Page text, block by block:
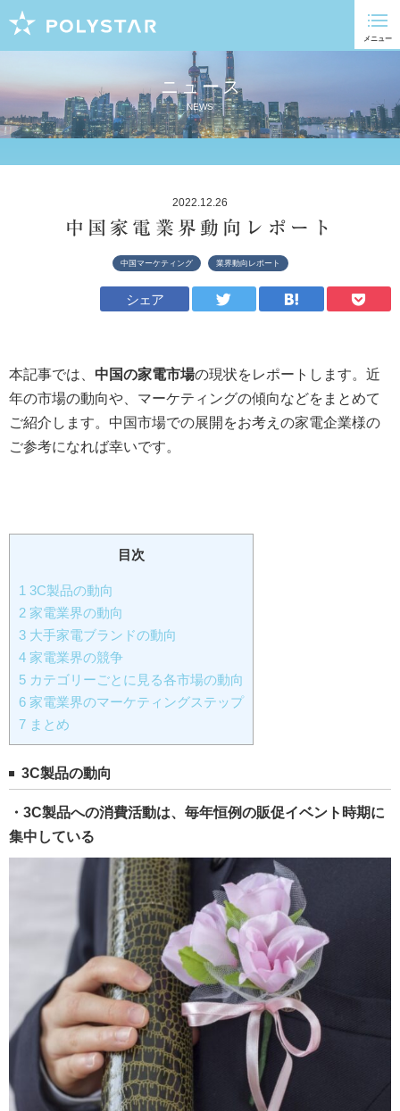
ニュース
NEWS
2022.12.26
中国家電業界動向レポート
中国マーケティング 業界動向レポート
シェア
本記事では、 中国の家電市場の現状をレポートします。近
年の市場の動向や、マーケティングの傾向などをまとめて
ご紹介します。中国市場での展開をお考えの家電企業様の
ご参考になれば幸いです。
目次
1 3C製品の動向
2 家電業界の動向
3 大手家電ブランドの動向
4 家電業界の競争
5 カテゴリーごとに見る各市場の動向
6 家電業界のマーケティングステップ
7 まとめ
3C製品の動向
・3C製品への消費活動は、毎年恒例の販促イベント時期に
集中している